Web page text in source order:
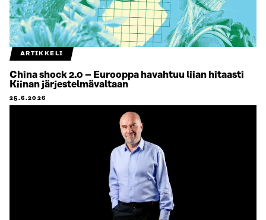
ARTIKKELI
China shock 2.0 – Eurooppa havahtuu liian hitaasti
Kiinan järjestelmävaltaan
25.6.2026